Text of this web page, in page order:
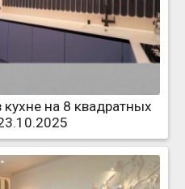
на 8 квадратных